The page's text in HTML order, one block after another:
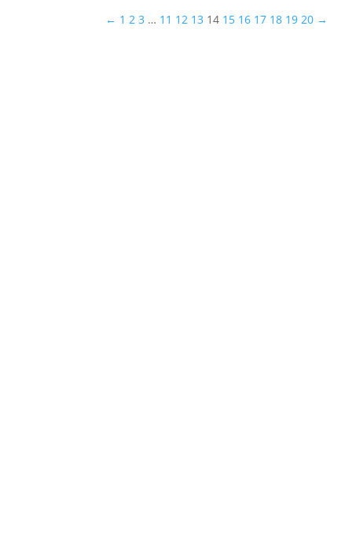
← 1 2 3 … 11 12 13 14 15 16 17 18 19 20 →